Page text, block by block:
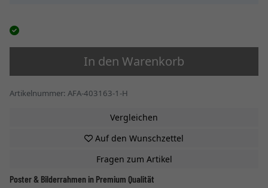
In den Warenkorb
Artikelnummer: AFA-403163-1-H
Vergleichen
Auf den Wunschzettel
Fragen zum Artikel
Poster & Bilderrahmen in Premium Qualität